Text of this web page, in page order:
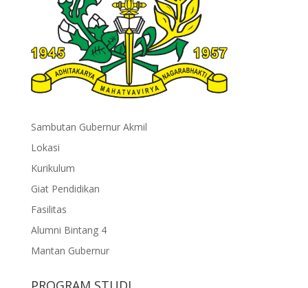
Sambutan Gubernur Akmil
Lokasi
Kurikulum
Giat Pendidikan
Fasilitas
Alumni Bintang 4
Mantan Gubernur